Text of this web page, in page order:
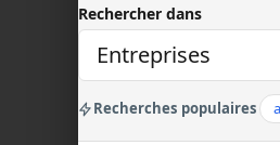
Rechercher dans
Recherches populaires